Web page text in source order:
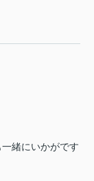
緒にいかがです